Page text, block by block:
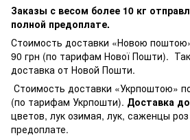
Заказы с весом более 10 кг
полной предоплате.
Стоимость доставки «Новою
90 грн (по тарифам Нової Пошти).
доставка от Новой Пошти.
Стоимость доставки «Укрпоштою»
(по тарифам Укрпошти). Доставка
цветов, лук озимая, лук, саженцы
предоплате.